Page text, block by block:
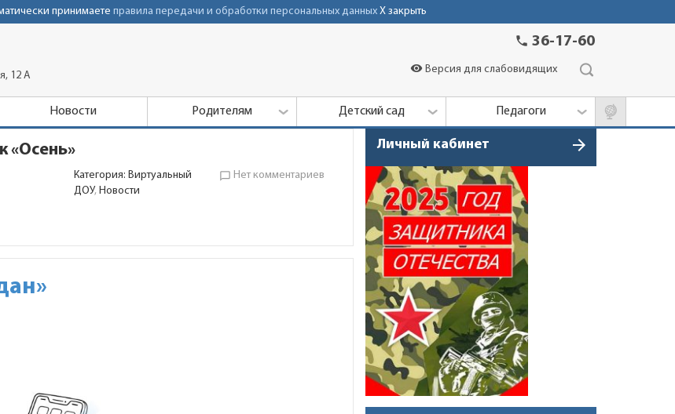
принимаете правила передачи и обработки персональных данных X закрыть
12 А
phone 36-17-60
visibility Версия для слабовидящих
Новости Родителям Детский сад Педагоги
«Осень»
Категория:Виртуальный
ДОУ,Новости
chat_bubble_outline Нет комментариев
Личный кабинет arrow_forward